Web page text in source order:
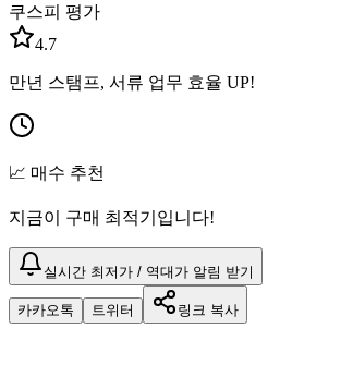
쿠스피 평가
4.7
만년 스탬프, 서류 업무 효율 UP!
📈 매수 추천
지금이 구매 최적기입니다!
실시간 최저가 / 역대가 알림 받기
카카오톡 트위터 링크 복사